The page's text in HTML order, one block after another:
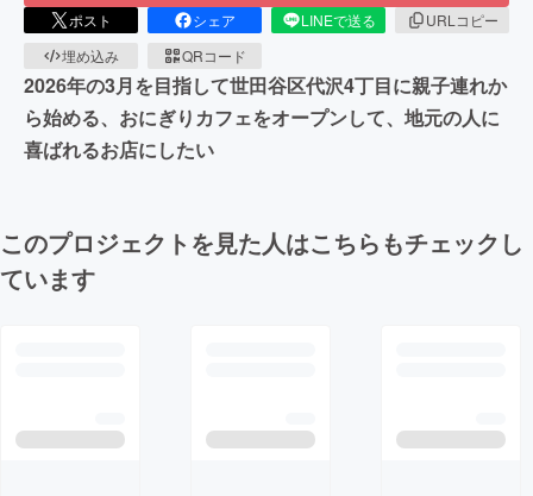
ポスト シェア LINEで送る
URLコピー
埋め込み
QRコード
2026年の3月を目指して世田谷区代沢4丁目に親子連れか
ら始める、おにぎりカフェをオープンして、地元の人に
喜ばれるお店にしたい
このプロジェクトを見た人はこちらもチェックし
ています